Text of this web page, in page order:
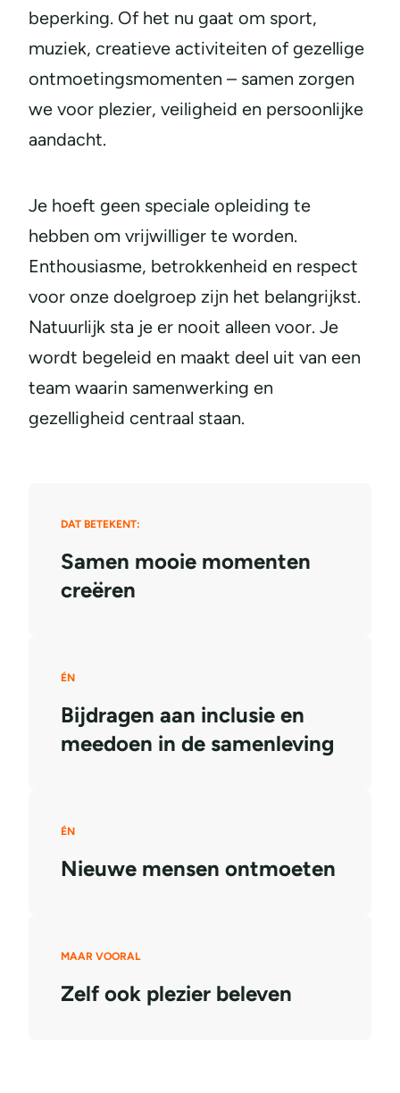
beperking. Of het nu gaat om sport,
muziek, creatieve activiteiten of gezellige
ontmoetingsmomenten – samen zorgen
we voor plezier, veiligheid en persoonlijke
aandacht.
Je hoeft geen speciale opleiding te
hebben om vrijwilliger te worden.
Enthousiasme, betrokkenheid en respect
voor onze doelgroep zijn het belangrijkst.
Natuurlijk sta je er nooit alleen voor. Je
wordt begeleid en maakt deel uit van een
team waarin samenwerking en
gezelligheid centraal staan.
DAT BETEKENT:
Samen mooie momenten
creëren
ÉN
Bijdragen aan inclusie en
meedoen in de samenleving
ÉN
Nieuwe mensen ontmoeten
MAAR VOORAL
Zelf ook plezier beleven